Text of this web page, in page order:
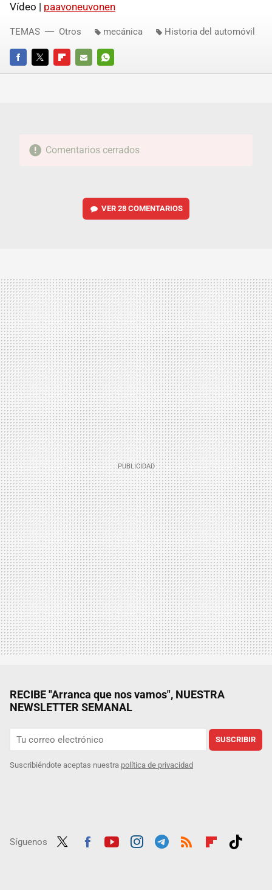
Vídeo | paavoneuvonen
FACEBOOKTWITTERFLIPBOARD
E-
WHATSAPP
TEMAS Otros mecánica Historia del automóvil
Comentarios cerrados
VER 28 COMENTARIOS
RECIBE "Arranca que nos vamos", NUESTRA
NEWSLETTER SEMANAL
SUSCRIBIR
Suscribiéndote aceptas nuestra política de privacidad
Síguenos